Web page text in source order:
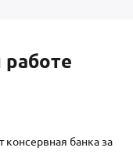
консервная банка за